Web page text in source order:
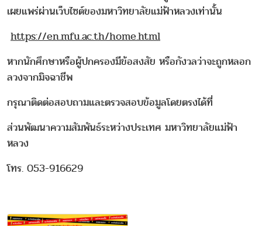
เผยแพร่ผ่านเว็บไซต์ของมหาวิทยาลัยแม่ฟ้าหลวงเท่านั้น
https://en.mfu.ac.th/home.html
หากนักศึกษาหรือผู้ปกครองมีข้อสงสัย หรือกังวลว่าจะถูกหลอก
ลวงจากมิจฉาชีพ
กรุณาติดต่อสอบถามและตรวจสอบข้อมูลโดยตรงได้ที่
ส่วนพัฒนาความสัมพันธ์ระหว่างประเทศ มหาวิทยาลัยแม่ฟ้า
หลวง
โทร. 053-916629